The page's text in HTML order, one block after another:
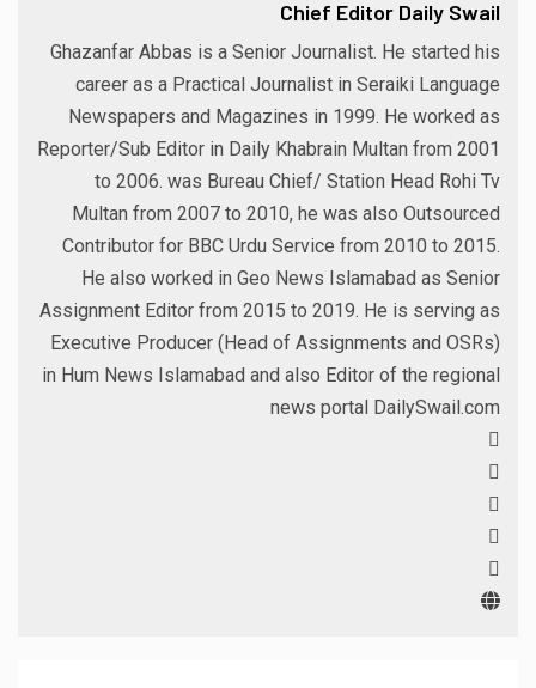
Chief Editor Daily Swail
Ghazanfar Abbas is a Senior Journalist. He started his
career as a Practical Journalist in Seraiki Language
Newspapers and Magazines in 1999. He worked as
Reporter/Sub Editor in Daily Khabrain Multan from 2001
to 2006. was Bureau Chief/ Station Head Rohi Tv
Multan from 2007 to 2010, he was also Outsourced
Contributor for BBC Urdu Service from 2010 to 2015.
He also worked in Geo News Islamabad as Senior
Assignment Editor from 2015 to 2019. He is serving as
Executive Producer (Head of Assignments and OSRs)
in Hum News Islamabad and also Editor of the regional
news portal DailySwail.com